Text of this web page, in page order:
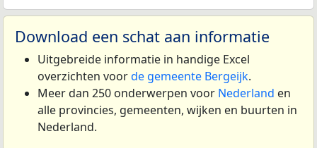
Download een schat aan informatie
Uitgebreide informatie in handige Excel
overzichten voorde gemeente Bergeijk.
Meer dan 250 onderwerpen voor Nederland en
alle provincies, gemeenten, wijken en buurten in
Nederland.